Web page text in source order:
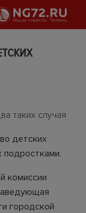
таких случая
детских
подростками.
комиссии
городской